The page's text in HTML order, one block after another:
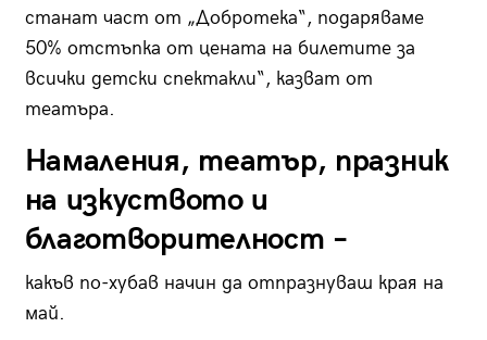
станат част от „Добротека“, подаряваме
50% отстъпка от цената на билетите за
всички детски спектакли“, казват от
театъра.
Намаления, театър, празник
на изкуството и
благотворителност –
какъв по-хубав начин да отпразнуваш края на
май.